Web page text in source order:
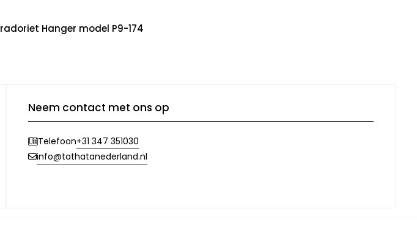
Hanger model P9-174
Neem contact met ons op
Telefoon+31 347 351030
info@tathatanederland.nl